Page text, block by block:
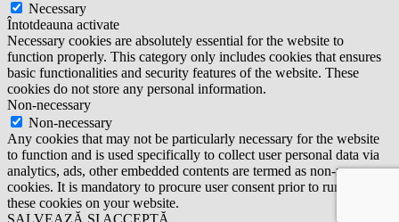
Necessary
Întotdeauna activate
Necessary cookies are absolutely essential for the website to
function properly. This category only includes cookies that ensures
basic functionalities and security features of the website. These
cookies do not store any personal information.
Non-necessary
Non-necessary
Any cookies that may not be particularly necessary for the website
to function and is used specifically to collect user personal data via
analytics, ads, other embedded contents are termed as non-necessary
cookies. It is mandatory to procure user consent prior to running
these cookies on your website.
SALVEAZĂ ȘI ACCEPTĂ